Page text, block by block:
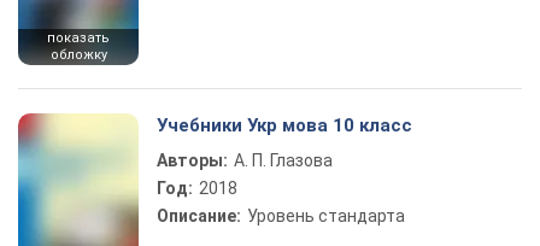
показать
обложку
Учебники Укр мова 10 класс
Авторы: А. П. Глазова
Год: 2018
Описание: Уровень стандарта